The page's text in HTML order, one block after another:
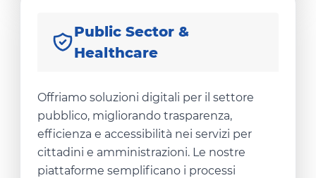
Public Sector &
Healthcare
Offriamo soluzioni digitali per il settore
pubblico, migliorando trasparenza,
efficienza e accessibilità nei servizi per
cittadini e amministrazioni. Le nostre
piattaforme semplificano i processi